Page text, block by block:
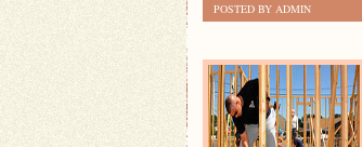
POSTED BY ADMIN